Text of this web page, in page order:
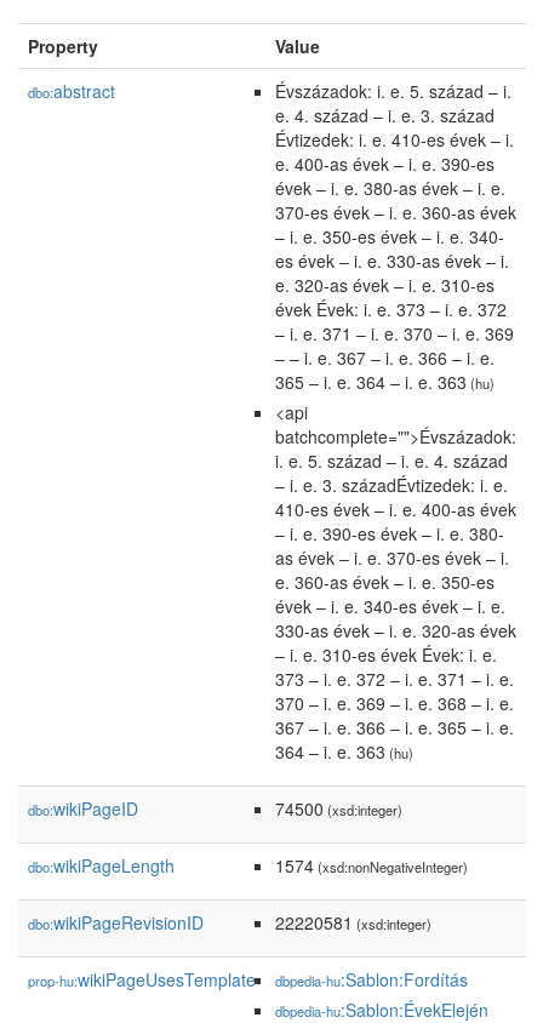
Property Value
dbo:abstract
Évszázadok: i. e. 5. század – i.
e. 4. század – i. e. 3. század
Évtizedek: i. e. 410-es évek – i.
e. 400-as évek – i. e. 390-es
évek – i. e. 380-as évek – i. e.
370-es évek – i. e. 360-as évek
– i. e. 350-es évek – i. e. 340-
es évek – i. e. 330-as évek – i.
e. 320-as évek – i. e. 310-es
évek Évek: i. e. 373 – i. e. 372
– i. e. 371 – i. e. 370 – i. e. 369
– – i. e. 367 – i. e. 366 – i. e.
365 – i. e. 364 – i. e. 363 (hu)
<api
batchcomplete="">Évszázadok:
i. e. 5. század – i. e. 4. század
– i. e. 3. századÉvtizedek: i. e.
410-es évek – i. e. 400-as évek
– i. e. 390-es évek – i. e. 380-
as évek – i. e. 370-es évek – i.
e. 360-as évek – i. e. 350-es
évek – i. e. 340-es évek – i. e.
330-as évek – i. e. 320-as évek
– i. e. 310-es évek Évek: i. e.
373 – i. e. 372 – i. e. 371 – i. e.
370 – i. e. 369 – i. e. 368 – i. e.
367 – i. e. 366 – i. e. 365 – i. e.
364 – i. e. 363 (hu)
dbo:wikiPageID 74500 (xsd:integer)
dbo:wikiPageLength 1574(xsd:nonNegativeInteger)
dbo:wikiPageRevisionID 22220581 (xsd:integer)
prop-hu:wikiPageUsesTemplate dbpedia-hu:Sablon:Fordítás
dbpedia-hu:Sablon:ÉvekElején